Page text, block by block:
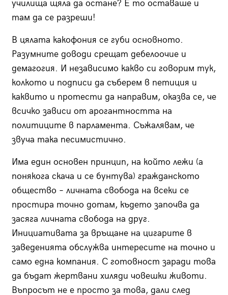
училища щяла да остане? Е то оставаше и
там да се разреши!
В цялата какофония се губи основното.
Разумните доводи срещат дебелоочие и
демагогия. И независимо какво си говорим тук,
колкото и подписи да съберем в петиция и
каквито и протести да направим, оказва се, че
всичко зависи от арогантността на
политиците в парламента. Съжалявам, че
звуча така песимистично.
Има един основен принцип, на който лежи (а
понякога скача и се бунтува) гражданското
общество – личната свобода на всеки се
простира точно дотам, където започва да
засяга личната свобода на друг.
Инициативата за връщане на цигарите в
заведенията обслужва интересите на точно и
само една компания. С готовност заради това
да бъдат жертвани хиляди човешки животи.
Въпросът не е просто за това, дали след